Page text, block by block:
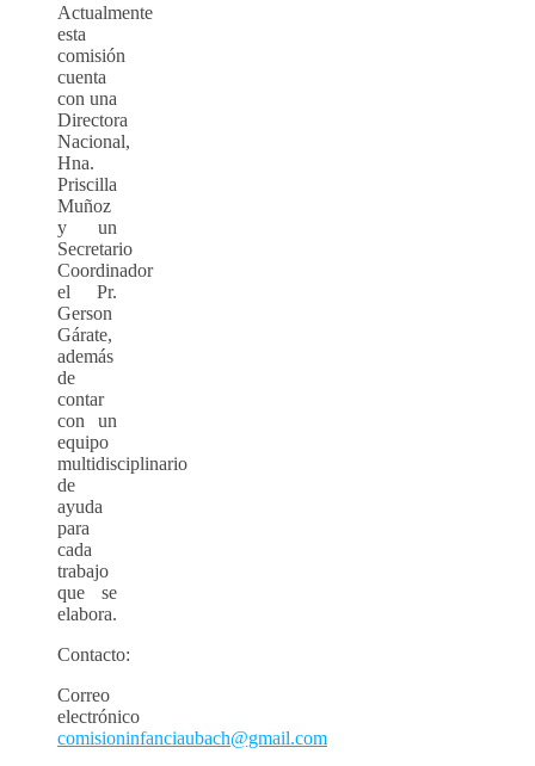
Actualmente
esta
comisión
cuenta
con una
Directora
Nacional,
Hna.
Priscilla
Muñoz
y un
Secretario
Coordinador
el Pr.
Gerson
Gárate,
además
de
contar
con un
equipo
multidisciplinario
de
ayuda
para
cada
trabajo
que se
elabora.
Contacto:
Correo
electrónico
comisioninfanciaubach@gmail.com